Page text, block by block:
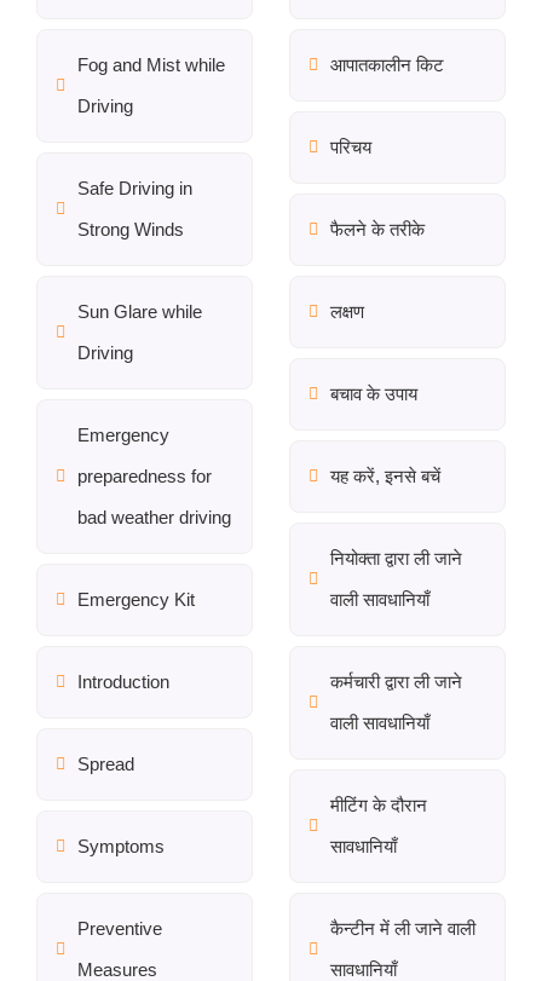
Fog and Mist while
Driving
Safe Driving in
Strong Winds
Sun Glare while
Driving
Emergency
preparedness for
bad weather driving
Emergency Kit
Introduction
Spread
Symptoms
Preventive
Measures
आपातकालीन किट
परिचय
फैलने के तरीके
लक्षण
बचाव के उपाय
यह करें, इनसे बचें
नियोक्ता द्वारा ली जाने
वाली सावधानियाँ
कर्मचारी द्वारा ली जाने
वाली सावधानियाँ
मीटिंग के दौरान
सावधानियाँ
कैन्टीन में ली जाने वाली
सावधानियाँ